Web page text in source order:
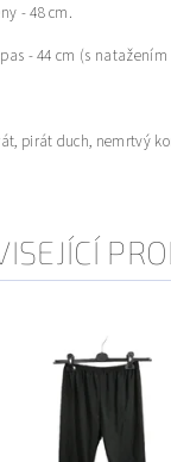
- 48 cm.
- 44 cm (s natažením
pirát duch, nemrtvý